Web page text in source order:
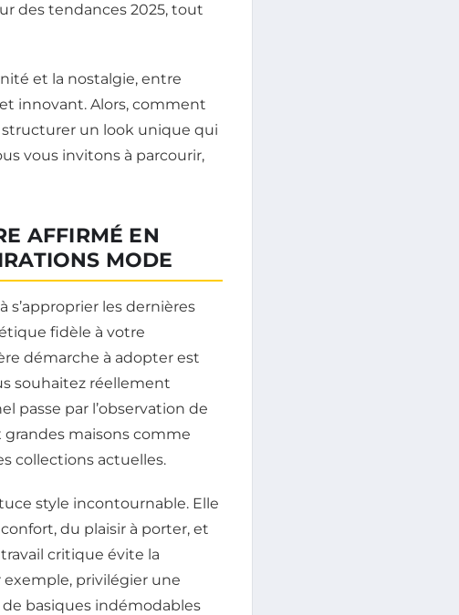
des tendances 2025, tout
et la nostalgie, entre
innovant. Alors, comment
un look unique qui
vous invitons à parcourir,
AFFIRMÉ EN
MODE
les dernières
fidèle à votre
démarche à adopter est
souhaitez réellement
passe par l’observation de
maisons comme
collections actuelles.
style incontournable. Elle
du plaisir à porter, et
critique évite la
privilégier une
basiques indémodables